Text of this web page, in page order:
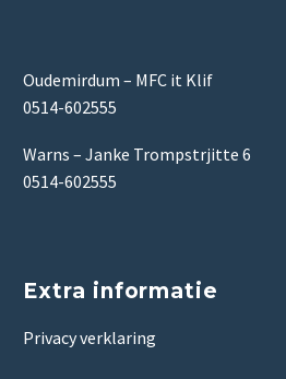
Oudemirdum – MFC it Klif
0514-602555
Warns – Janke Trompstrjitte 6
0514-602555
Extra informatie
Privacy verklaring